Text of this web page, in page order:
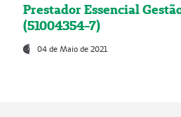
Prestador Essencial
(51004354-7)
04 de Maio de 2021